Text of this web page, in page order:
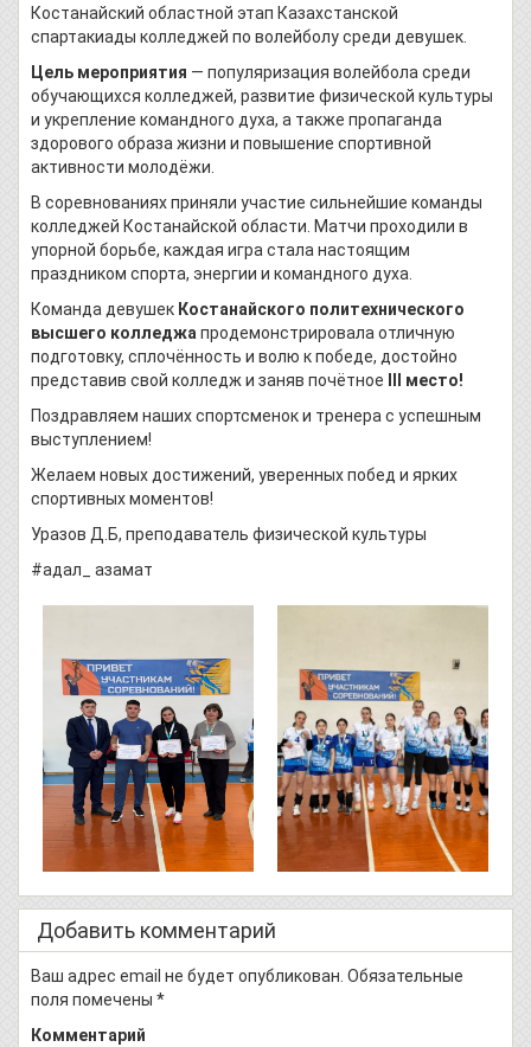
Костанайский областной этап Казахстанской
спартакиады колледжей по волейболу среди девушек.
Цель мероприятия — популяризация волейбола среди
обучающихся колледжей, развитие физической культуры
и укрепление командного духа, а также пропаганда
здорового образа жизни и повышение спортивной
активности молодёжи.
В соревнованиях приняли участие сильнейшие команды
колледжей Костанайской области. Матчи проходили в
упорной борьбе, каждая игра стала настоящим
праздником спорта, энергии и командного духа.
Команда девушек Костанайского политехнического
высшего колледжа продемонстрировала отличную
подготовку, сплочённость и волю к победе, достойно
представив свой колледж и заняв почётное
III место!
Поздравляем наших спортсменок и тренера с успешным
выступлением!
Желаем новых достижений, уверенных побед и ярких
спортивных моментов!
Уразов Д.Б, преподаватель физической культуры
#адал_ азамат
Добавить комментарий
Ваш адрес email не будет опубликован. Обязательные
поля помечены *
Комментарий